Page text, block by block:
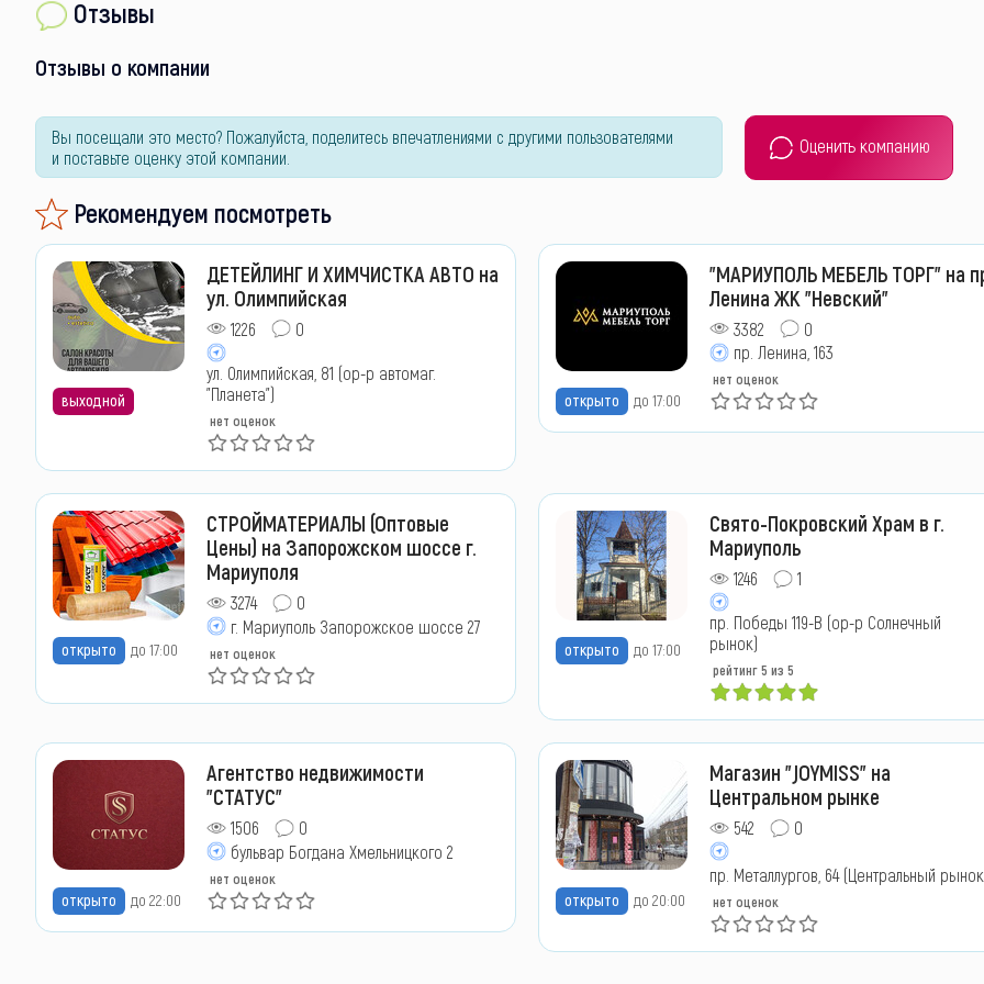
Отзывы
Отзывы о компании
Вы посещали это место? Пожалуйста, поделитесь впечатлениями с другими пользователями
и поставьте оценку этой компании.
Оценить компанию
Рекомендуем посмотреть
выходной
ДЕТЕЙЛИНГ И ХИМЧИСТКА АВТО на
ул. Олимпийская
1226 0
ул. Олимпийская, 81 (ор-р автомаг.
"Планета")
нет оценок
открыто до 17:00
"МАРИУПОЛЬ МЕБЕЛЬ ТОРГ" на
Ленина ЖК "Невский"
3382
0
пр. Ленина, 163
нет оценок
открыто до 17:00
СТРОЙМАТЕРИАЛЫ (Оптовые
Цены) на Запорожском шоссе г.
Мариуполя
3274
0
г. Мариуполь Запорожское шоссе 27
нет оценок открыто до 17:00
Свято-Покровский Храм в г.
Мариуполь
1246 1
пр. Победы 119-В (ор-р Солнечный
рынок)
рейтинг5 из 5
открыто до 22:00
Агентство недвижимости
"СТАТУС"
1506
0
бульвар Богдана Хмельницкого 2
нет оценок
открыто до 20:00
Магазин "JOYMISS" на
Центральном рынке
542 0
пр. Металлургов, 64 (Центральный
нет оценок